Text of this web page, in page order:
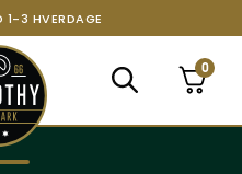
TIL PAKKESHOP
ALT DET BEDSTE
0